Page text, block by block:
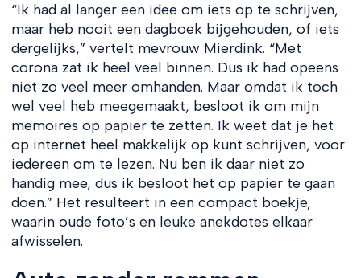
“Ik had al langer een idee om iets op te schrijven,
maar heb nooit een dagboek bijgehouden, of iets
dergelijks,” vertelt mevrouw Mierdink. “Met
corona zat ik heel veel binnen. Dus ik had opeens
niet zo veel meer omhanden. Maar omdat ik toch
wel veel heb meegemaakt, besloot ik om mijn
memoires op papier te zetten. Ik weet dat je het
op internet heel makkelijk op kunt schrijven, voor
iedereen om te lezen. Nu ben ik daar niet zo
handig mee, dus ik besloot het op papier te gaan
doen.” Het resulteert in een compact boekje,
waarin oude foto’s en leuke anekdotes elkaar
afwisselen.